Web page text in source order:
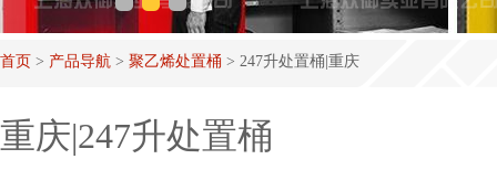
首页 > 产品导航 > 聚乙烯处置桶 > 247升处置桶|重庆
重庆|247升处置桶